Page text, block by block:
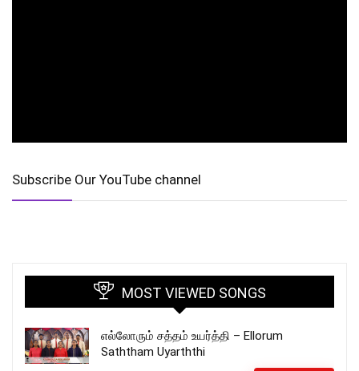
Subscribe Our YouTube channel
MOST VIEWED SONGS
எல்லோரும் சத்தம் உயர்த்தி – Ellorum
Saththam Uyarththi